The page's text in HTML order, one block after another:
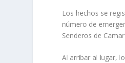
Los hechos se
número de
Senderos de
Al arribar al lugar,